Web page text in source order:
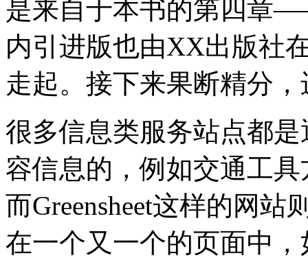
是来自于本书的第四章
内引进版也由XX出版社
走起。接下来果断精分
很多信息类服务站点都
容信息的，例如交通工
而Greensheet这样的网
在一个又一个的页面中